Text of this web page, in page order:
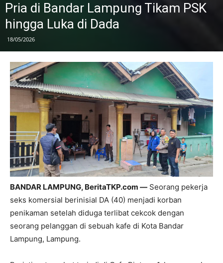
Pria di Bandar Lampung Tikam PSK
hingga Luka di Dada
18/05/2026
BANDAR LAMPUNG, BeritaTKP.com — Seorang pekerja
seks komersial berinisial DA (40) menjadi korban
penikaman setelah diduga terlibat cekcok dengan
seorang pelanggan di sebuah kafe di Kota Bandar
Lampung, Lampung.